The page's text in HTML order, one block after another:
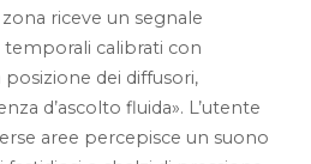
riceve un segnale
calibrati con
dei diffusori,
d’ascolto fluida». L’utente
aree percepisce un suono